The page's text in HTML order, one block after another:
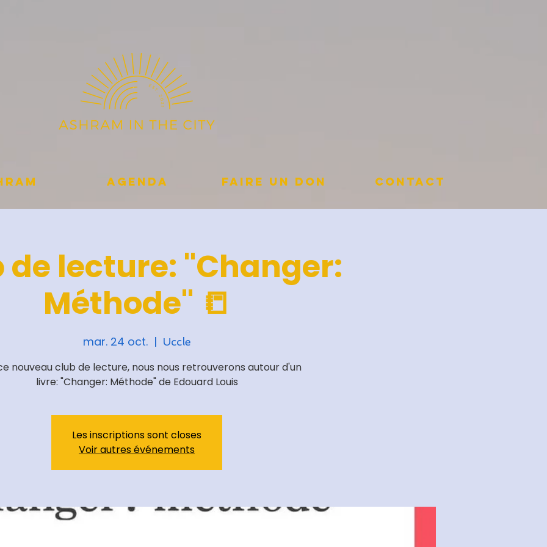
Agenda Faire un don Contact
de lecture: "Changer:
Méthode" 📒
mar. 24 oct.
  |
Uccle
nouveau club de lecture, nous nous retrouverons autour d'un
livre: "Changer: Méthode" de Edouard Louis
Les inscriptions sont closes
Voir autres événements